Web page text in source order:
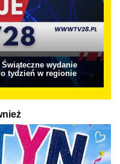
wydanie
tydzień w regionie